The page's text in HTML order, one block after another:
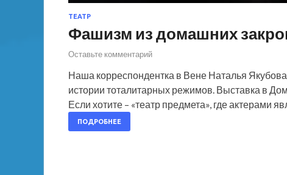
ТЕАТР
Фашизм из домашних
Оставьте комментарий
Наша корреспондентка в Вене Наталья
истории тоталитарных режимов. Выставка в
Если хотите – «театр предмета», где актерами
ПОДРОБНЕЕ